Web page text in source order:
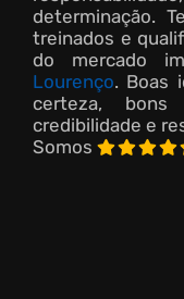
determinação.
treinados e
do mercado
Lourenço. Boas
certeza, bons
credibilidade e
Somos